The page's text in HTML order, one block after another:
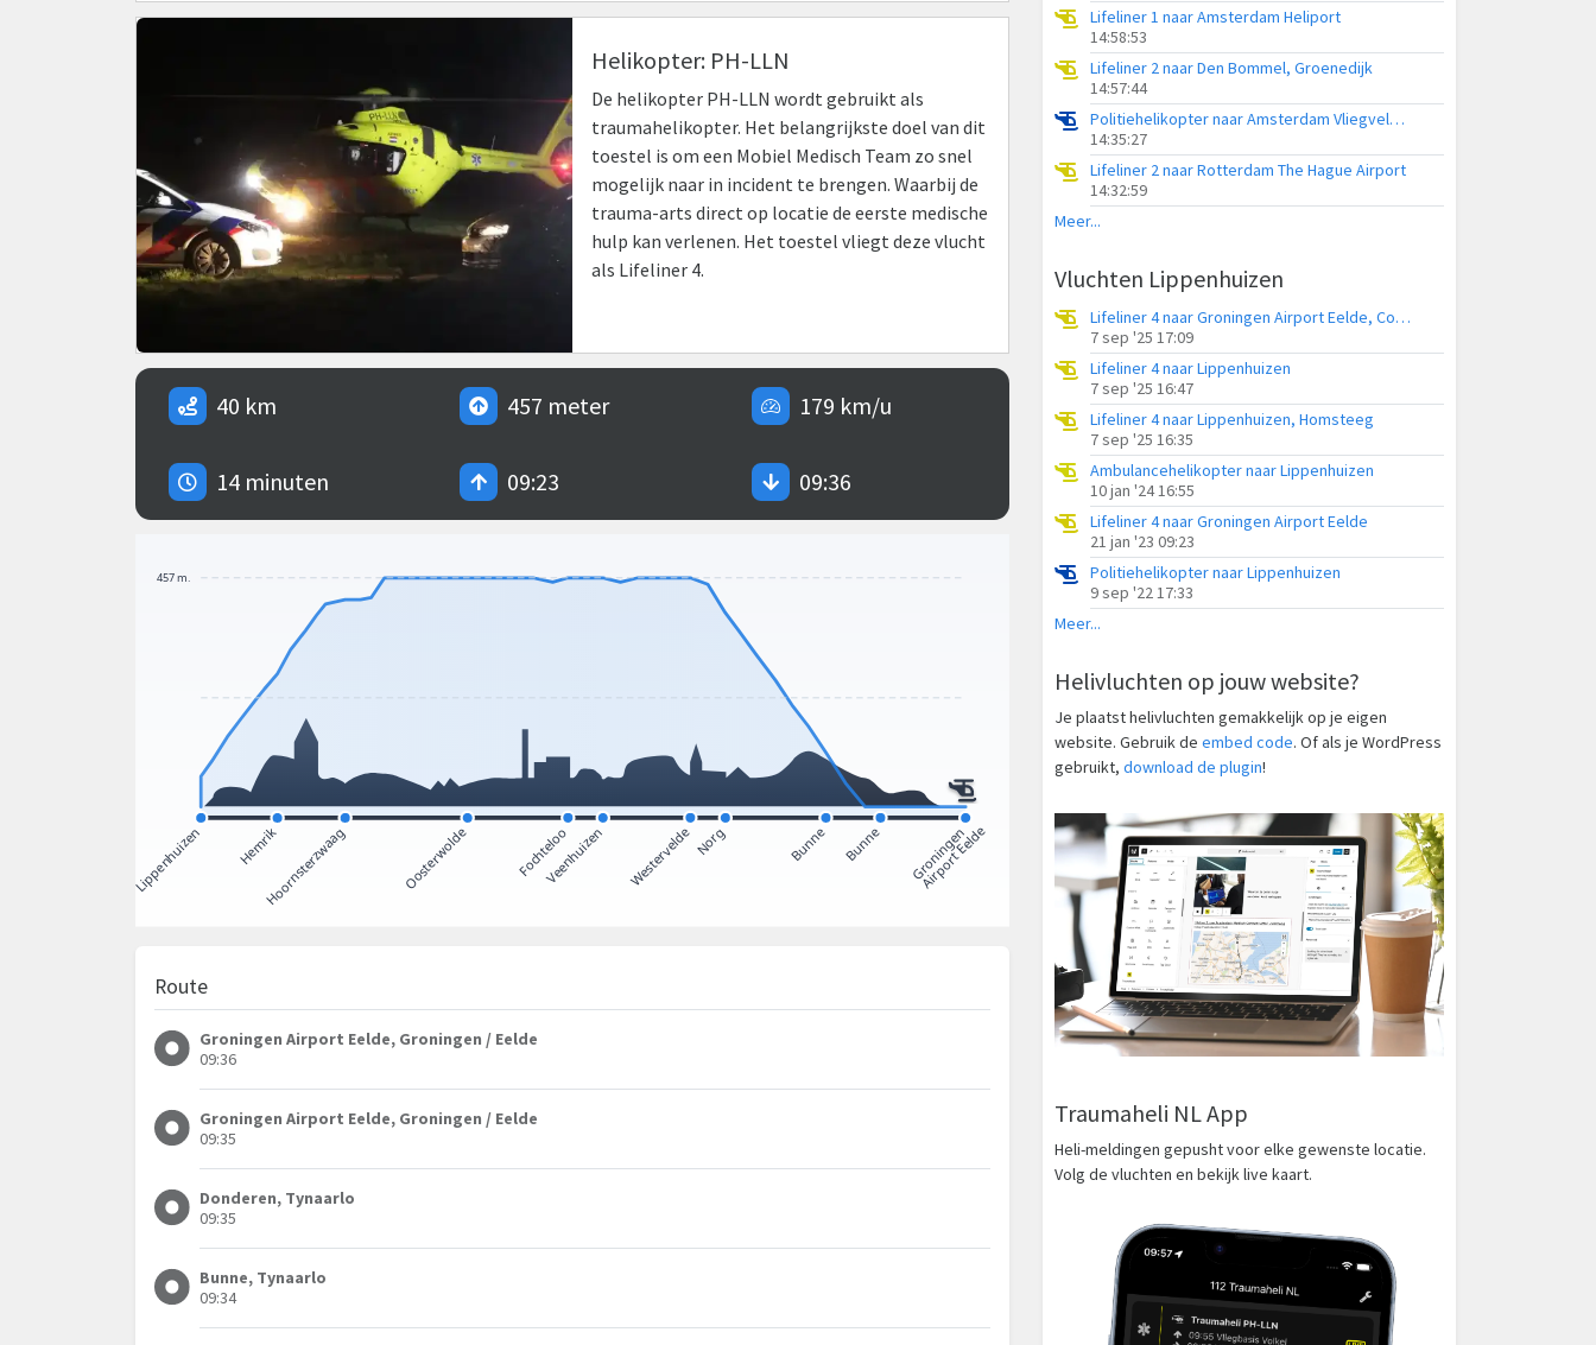
Helikopter: PH-LLN
De helikopter PH-LLN wordt gebruikt als
traumahelikopter. Het belangrijkste doel van dit
toestel is om een Mobiel Medisch Team zo snel
mogelijk naar in incident te brengen. Waarbij de
trauma-arts direct op locatie de eerste medische
hulp kan verlenen. Het toestel vliegt deze vlucht
als Lifeliner 4.
40 km 457 meter 179 km/u
14 minuten 09:23 09:36
Route
Groningen Airport Eelde, Groningen / Eelde
09:36
Groningen Airport Eelde, Groningen / Eelde
09:35
Donderen, Tynaarlo
09:35
Bunne, Tynaarlo
09:34
Lifeliner 1 naar Amsterdam Heliport
14:58:53
Lifeliner 2 naar Den Bommel, Groenedijk
14:57:44
Politiehelikopter naar Amsterdam Vliegveld Schiphol
14:35:27
Lifeliner 2 naar Rotterdam The Hague Airport
14:32:59
Meer...
Vluchten Lippenhuizen
Lifeliner 4 naar Groningen Airport Eelde, Compagnonsfeart
7 sep '25 17:09
Lifeliner 4 naar Lippenhuizen
7 sep '25 16:47
Lifeliner 4 naar Lippenhuizen, Homsteeg
7 sep '25 16:35
Ambulancehelikopter naar Lippenhuizen
10 jan '24 16:55
Lifeliner 4 naar Groningen Airport Eelde
21 jan '23 09:23
Politiehelikopter naar Lippenhuizen
9 sep '22 17:33
Meer...
Helivluchten op jouw website?
Je plaatst helivluchten gemakkelijk op je eigen
website. Gebruik de embed code. Of als je WordPress
gebruikt, download de plugin!
Traumaheli NL App
Heli-meldingen gepusht voor elke gewenste locatie.
Volg de vluchten en bekijk live kaart.